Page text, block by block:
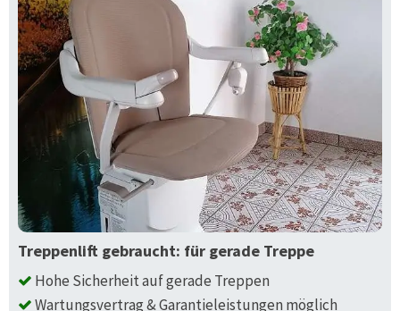
Treppenlift gebraucht: für gerade Treppe
Hohe Sicherheit auf gerade Treppen
Wartungsvertrag & Garantieleistungen möglich